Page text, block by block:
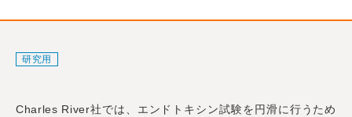
研究用
Charles River社では、エンドトキシン試験を円滑に行うため